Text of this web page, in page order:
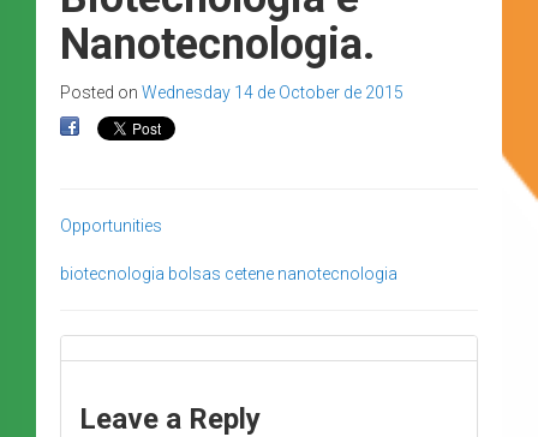
Nanotecnologia.
Posted on Wednesday 14 de October de 2015
Opportunities
biotecnologia bolsas cetene nanotecnologia
Leave a Reply